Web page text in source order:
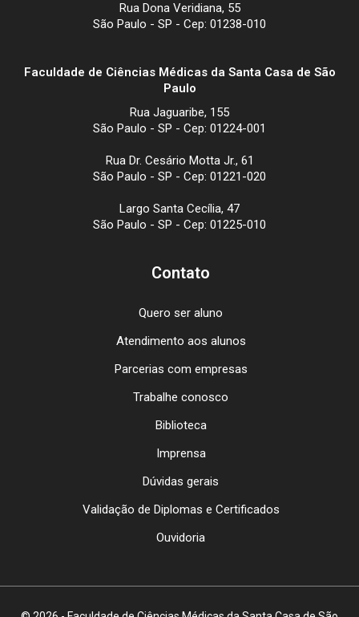
Rua Dona Veridiana, 55
São Paulo - SP - Cep: 01238-010
Faculdade de Ciências Médicas da Santa Casa de São
Paulo
Rua Jaguaribe, 155
São Paulo - SP - Cep: 01224-001
Rua Dr. Cesário Motta Jr., 61
São Paulo - SP - Cep: 01221-020
Largo Santa Cecília, 47
São Paulo - SP - Cep: 01225-010
Contato
Quero ser aluno
Atendimento aos alunos
Parcerias com empresas
Trabalhe conosco
Biblioteca
Imprensa
Dúvidas gerais
Validação de Diplomas e Certificados
Ouvidoria